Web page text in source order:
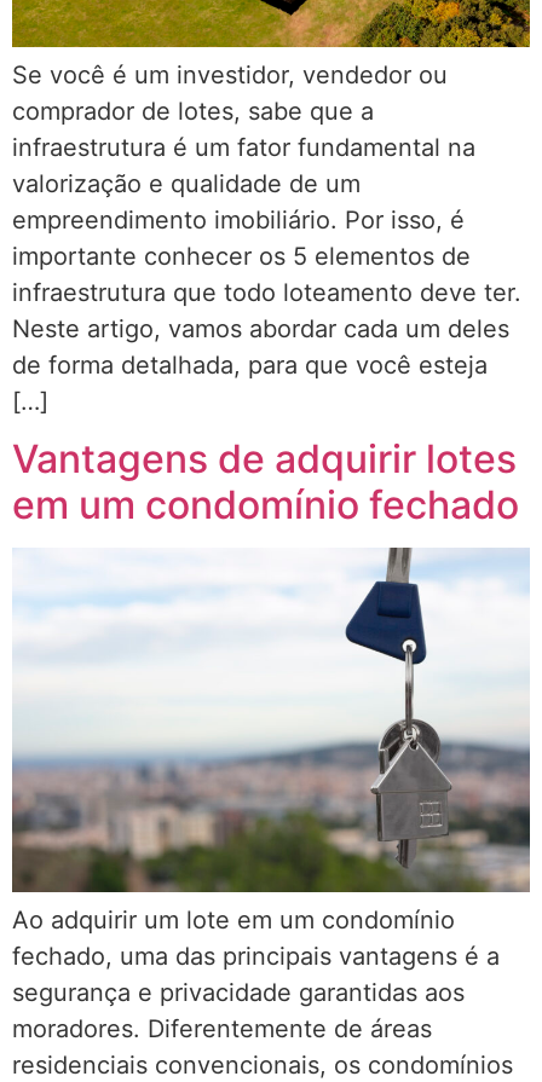
Se você é um investidor, vendedor ou
comprador de lotes, sabe que a
infraestrutura é um fator fundamental na
valorização e qualidade de um
empreendimento imobiliário. Por isso, é
importante conhecer os 5 elementos de
infraestrutura que todo loteamento deve ter.
Neste artigo, vamos abordar cada um deles
de forma detalhada, para que você esteja
[…]
Vantagens de adquirir lotes
em um condomínio fechado
Ao adquirir um lote em um condomínio
fechado, uma das principais vantagens é a
segurança e privacidade garantidas aos
moradores. Diferentemente de áreas
residenciais convencionais, os condomínios